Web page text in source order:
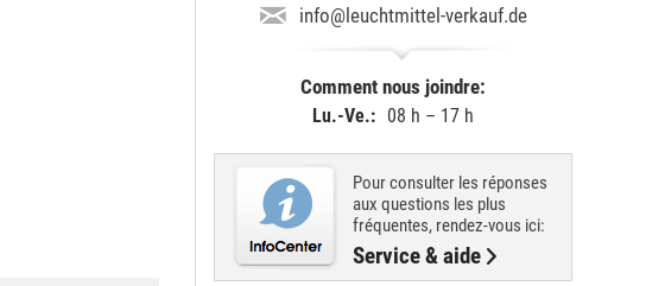
info@leuchtmittel-verkauf.de
Comment nous joindre:
Lu.-Ve.: 08 h – 17 h
Pour consulter les réponses
aux questions les plus
fréquentes, rendez-vous ici:
Service & aide